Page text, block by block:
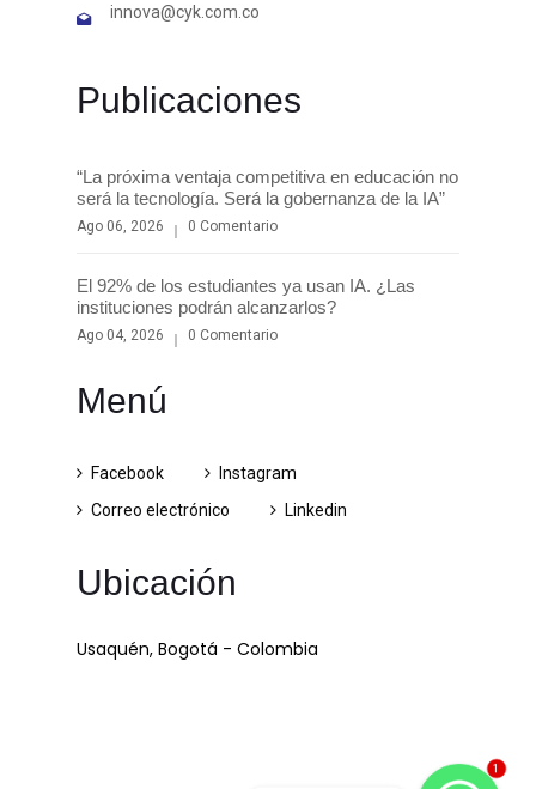
innova@cyk.com.co
Publicaciones
“La próxima ventaja competitiva en educación no
será la tecnología. Será la gobernanza de la IA”
Ago 06, 2026 0 Comentario
El 92% de los estudiantes ya usan IA. ¿Las
instituciones podrán alcanzarlos?
Ago 04, 2026 0 Comentario
Menú
Facebook
Instagram
Correo electrónico
Linkedin
Ubicación
Usaquén, Bogotá - Colombia
1